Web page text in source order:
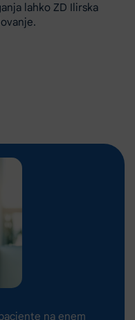
lahko ZD Ilirska
na enem